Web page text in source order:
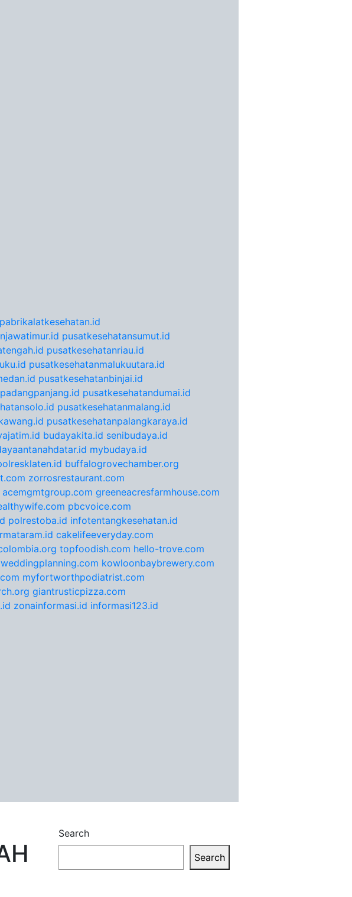
pabrikalatkesehatan.id
pusatkesehatansumut.id
pusatkesehatanriau.id
pusatkesehatanmalukuutara.id
pusatkesehatanbinjai.id
pusatkesehatandumai.id
pusatkesehatanmalang.id
pusatkesehatanpalangkaraya.id
budayakita.id senibudaya.id
mybudaya.id
buffalogrovechamber.org
zorrosrestaurant.com
acemgmtgroup.com greeneacresfarmhouse.com
pbcvoice.com
polrestoba.id infotentangkesehatan.id
cakelifeeveryday.com
topfoodish.com hello-trove.com
kowloonbaybrewery.com
myfortworthpodiatrist.com
giantrusticpizza.com
zonainformasi.id informasi123.id
Search
Search